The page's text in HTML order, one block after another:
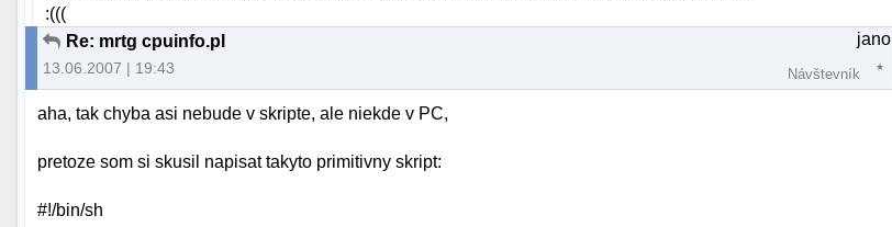
:(((
Re: mrtg cpuinfo.pl
13.06.2007 | 19:43
jano
Návštevník
aha, tak chyba asi nebude v skripte, ale niekde v PC,
pretoze som si skusil napisat takyto primitivny skript:
#!/bin/sh